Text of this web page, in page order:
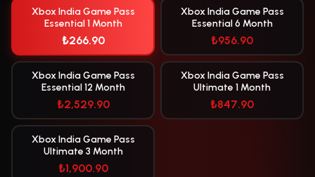
Xbox India Game Pass
Essential 1 Month
₺266.90
Xbox India Game Pass
Essential 6 Month
₺956.90
Xbox India Game Pass
Essential 12 Month
₺2,529.90
Xbox India Game Pass
Ultimate 1 Month
₺847.90
Xbox India Game Pass
Ultimate 3 Month
₺1,900.90